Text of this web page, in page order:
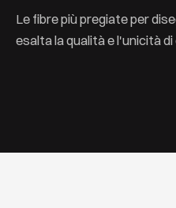
Le fibre più pregiate per
esalta la qualità e l'unicità